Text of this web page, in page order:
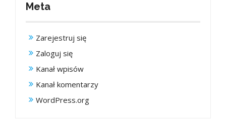
Meta
Zarejestruj się
Zaloguj się
Kanał wpisów
Kanał komentarzy
WordPress.org